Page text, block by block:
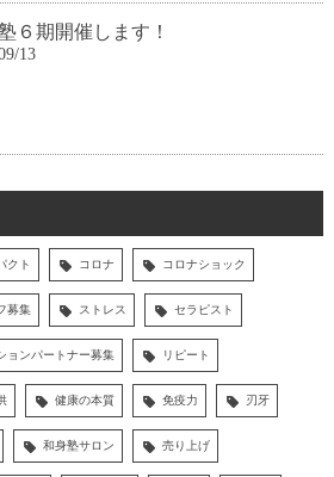
６期開催します！
13
クト コロナ コロナショック
募集 ストレス セラピスト
ョンパートナー募集 リピート
健康の本質 免疫力 刃牙
和身塾サロン 売り上げ